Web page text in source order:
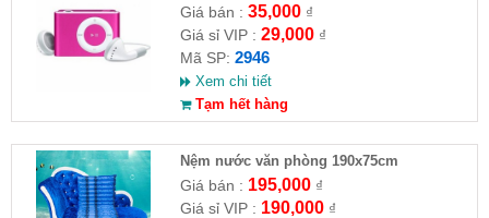
Giá bán : 35,000₫
Giá sỉ VIP : 29,000₫
Mã SP: 2946
Xem chi tiết
Tạm hết hàng
Nệm nước văn phòng 190x75cm
Giá bán : 195,000₫
Giá sỉ VIP : 190,000₫